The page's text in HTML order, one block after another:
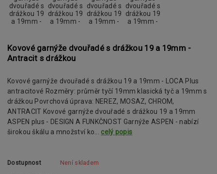
Kovové garnýže dvouřadé s drážkou 19 a 19mm -
Antracit s drážkou
Kovové garnýže dvouřadé s drážkou 19 a 19mm - LOCA Plus
antracitové Rozměry: průměr tyčí 19mm klasická tyč a 19mm s
drážkou Povrchová úprava: NEREZ, MOSAZ, CHROM,
ANTRACIT Kovové garnýže dvouřadé s drážkou 19 a 19mm
ASPEN plus - DESIGN A FUNKČNOST Garnýže ASPEN - nabízí
širokou škálu a množství ko... celý popis
Dostupnost Není skladem